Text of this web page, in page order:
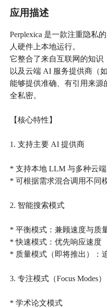
应用描述
Perplexica 是一款注重隐私
人硬件上本地运行。
它整合了来自互联网的知识
以及云端 AI 服务提供商（
能够提供准确、有引用来
全私密。
【核心特性】
1. 支持主要 AI 提供商
* 支持本地 LLM 与多种云
* 可根据需求混合调用不同
2. 智能搜索模式
* 平衡模式：兼顾速度与质
* 快速模式：优先响应速度
* 质量模式（即将推出）：
3. 专注模式（Focus Modes）
* 学术论文模式